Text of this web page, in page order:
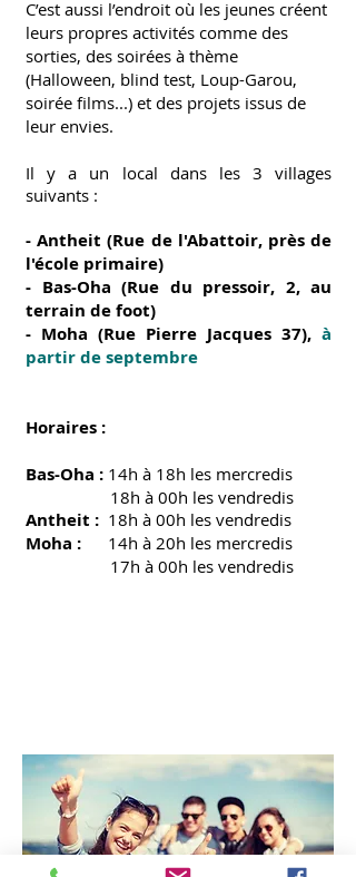
C’est aussi l’endroit où les jeunes créent
leurs propres activités comme des
sorties, des soirées à thème
(Halloween, blind test, Loup-Garou,
soirée films...) et des projets issus de
leur envies.
Il y a un local dans les 3 villages
suivants :
- Antheit (Rue de l'Abattoir, près de
l'école primaire)
- Bas-Oha (Rue du pressoir, 2, au
terrain de foot)
- Moha (Rue Pierre Jacques 37), à
partir de septembre
Horaires :
Bas-Oha : 14h à 18h les mercredis
18h à 00h les vendredis
Antheit : 18h à 00h les vendredis
Moha : 14h à 20h les mercredis
17h à 00h les vendredis